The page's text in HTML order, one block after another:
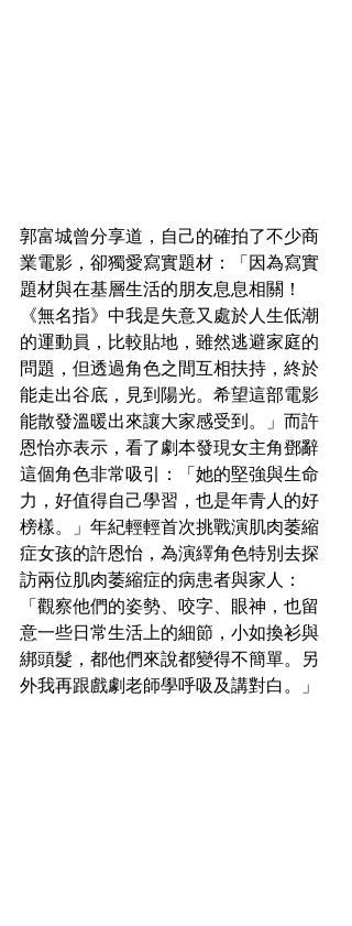
郭富城曾分享道，自己的確拍了不少商
業電影，卻獨愛寫實題材：「因為寫實
題材與在基層生活的朋友息息相關！
《無名指》中我是失意又處於人生低潮
的運動員，比較貼地，雖然逃避家庭的
問題，但透過角色之間互相扶持，終於
能走出谷底，見到陽光。希望這部電影
能散發溫暖出來讓大家感受到。」而許
恩怡亦表示，看了劇本發現女主角鄧辭
這個角色非常吸引：「她的堅強與生命
力，好值得自己學習，也是年青人的好
榜樣。」年紀輕輕首次挑戰演肌肉萎縮
症女孩的許恩怡，為演繹角色特別去探
訪兩位肌肉萎縮症的病患者與家人：
「觀察他們的姿勢、咬字、眼神，也留
意一些日常生活上的細節，小如換衫與
綁頭髮，都他們來說都變得不簡單。另
外我再跟戲劇老師學呼吸及講對白。」